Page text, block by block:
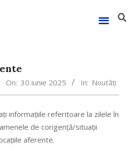
On: 30 iunie 2025 In: Noutăți
informațiile referitoare la zilele în
de corigență/situații
aferente.